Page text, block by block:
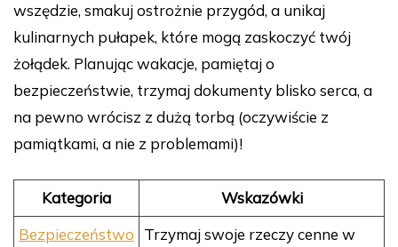
wszędzie, smakuj ostrożnie przygód, a unikaj
kulinarnych pułapek, które mogą zaskoczyć twój
żołądek. Planując wakacje, pamiętaj o
bezpieczeństwie, trzymaj dokumenty blisko serca, a
na pewno wrócisz z dużą torbą (oczywiście z
pamiątkami, a nie z problemami)!
Kategoria
Wskazówki
Bezpieczeństwo
Trzymaj swoje rzeczy cenne w